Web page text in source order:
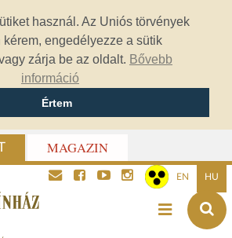
használ. Az Uniós törvények
kérem, engedélyezze a sütik
zárja be az oldalt. Bővebb
információ
Értem
MAGAZIN
EN HU